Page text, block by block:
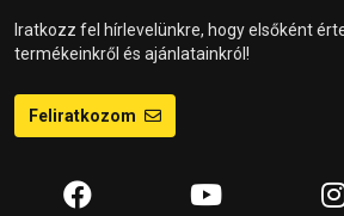
Iratkozz fel hírlevelünkre, hogy elsőként
termékeinkről és ajánlatainkról!
Feliratkozom